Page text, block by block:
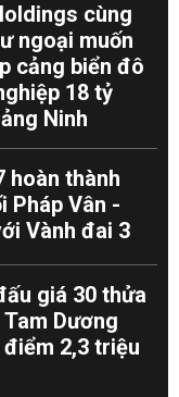
cùng
ngoại muốn
cảng biển đô
18 tỷ
Ninh
hoàn thành
Pháp Vân -
Vành đai 3
giá 30 thửa
Dương
2,3 triệu